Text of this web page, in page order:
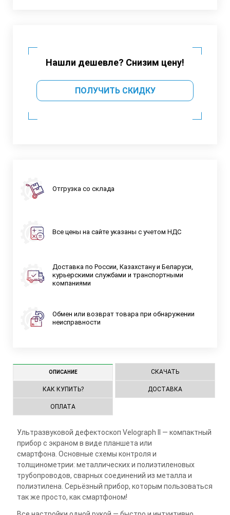
Нашли дешевле? Снизим цену!
ПОЛУЧИТЬ СКИДКУ
Отгрузка со склада
Все цены на сайте указаны с учетом НДС
Доставка по России, Казахстану и Беларуси,
курьерскими службами и транспортными
компаниями
Обмен или возврат товара при обнаружении
неисправности
ОПИСАНИЕ СКАЧАТЬ
КАК КУПИТЬ? ДОСТАВКА
ОПЛАТА
Ультразвуковой дефектоскоп Velograph II — компактный
прибор с экраном в виде планшета или
смартфона. Основные схемы контроля и
толщинометрии: металлических и полиэтиленовых
трубопроводов, сварных соединений из металла и
полиэтилена. Серьёзный прибор, которым пользоваться
так же просто, как смартфоном!